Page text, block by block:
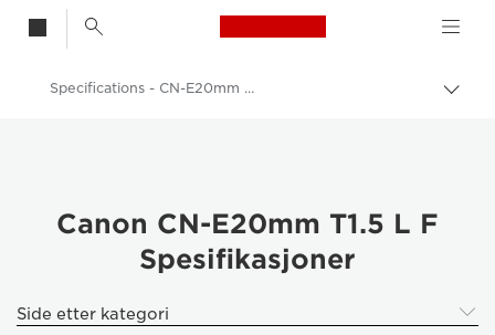
Canon Logo, back
Canon CN-E20mm T1.5 L F
Specifications - CN-E20mm T1.5 L F - CN-E20mm T1.5 L F - Lenses
Canon CN-E20mm T1.5 L F
Spesifikasjoner
Side etter kategori